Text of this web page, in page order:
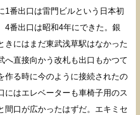
1番出口は雷門ビルという日本初
4番出口は昭和4年にできた。銀
きにはまだ東武浅草駅はなかった
へ直接向かう改札も出口もかつて
作る時に今のように接続されたの
にはエレベーターも車椅子用のス
間口が広かったはずだ。エキミセ